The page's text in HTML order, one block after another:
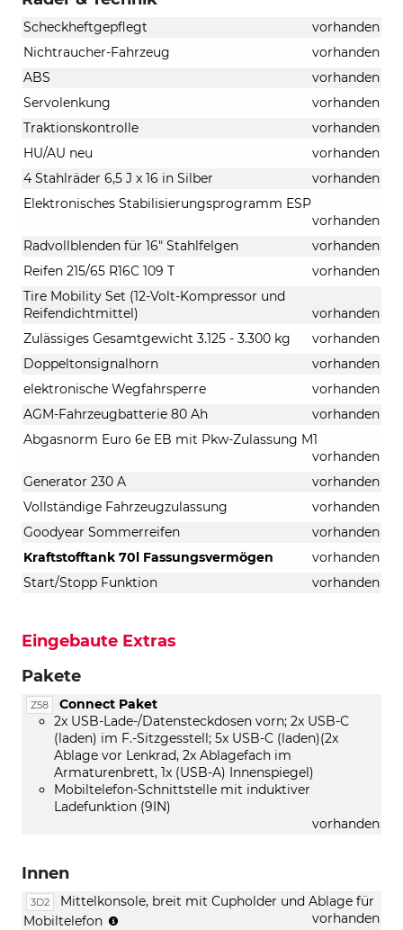
Scheckheftgepflegt
vorhanden
Nichtraucher-Fahrzeug
vorhanden
ABS
vorhanden
Servolenkung
vorhanden
Traktionskontrolle
vorhanden
HU/AU neu
vorhanden
4 Stahlräder 6,5 J x 16 in Silber
vorhanden
Elektronisches Stabilisierungsprogramm ESP
vorhanden
Radvollblenden für 16" Stahlfelgen
vorhanden
Reifen 215/65 R16C 109 T
vorhanden
Tire Mobility Set (12-Volt-Kompressor und
Reifendichtmittel)
vorhanden
Zulässiges Gesamtgewicht 3.125 - 3.300 kg
vorhanden
Doppeltonsignalhorn
vorhanden
elektronische Wegfahrsperre
vorhanden
AGM-Fahrzeugbatterie 80 Ah
vorhanden
Abgasnorm Euro 6e EB mit Pkw-Zulassung M1
vorhanden
Generator 230 A
vorhanden
Vollständige Fahrzeugzulassung
vorhanden
Goodyear Sommerreifen
vorhanden
Kraftstofftank 70l Fassungsvermögen
vorhanden
Start/Stopp Funktion
vorhanden
Eingebaute Extras
Pakete
Z58
Connect Paket
2x USB-Lade-/Datensteckdosen vorn; 2x USB-C
(laden) im F.-Sitzgesstell; 5x USB-C (laden)(2x
Ablage vor Lenkrad, 2x Ablagefach im
Armaturenbrett, 1x (USB-A) Innenspiegel)
Mobiltelefon-Schnittstelle mit induktiver
Ladefunktion (9IN)
vorhanden
Innen
3D2
Mittelkonsole, breit mit Cupholder und Ablage für
Mobiltelefon
vorhanden